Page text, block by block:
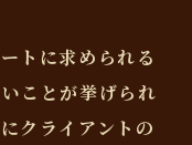
トに求められる
ことが挙げられ
クライアントの